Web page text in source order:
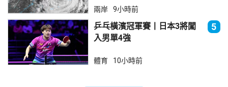
兩岸 9小時前
乒乓橫濱冠軍賽丨日本3將闖
入男單4強
5
體育 10小時前